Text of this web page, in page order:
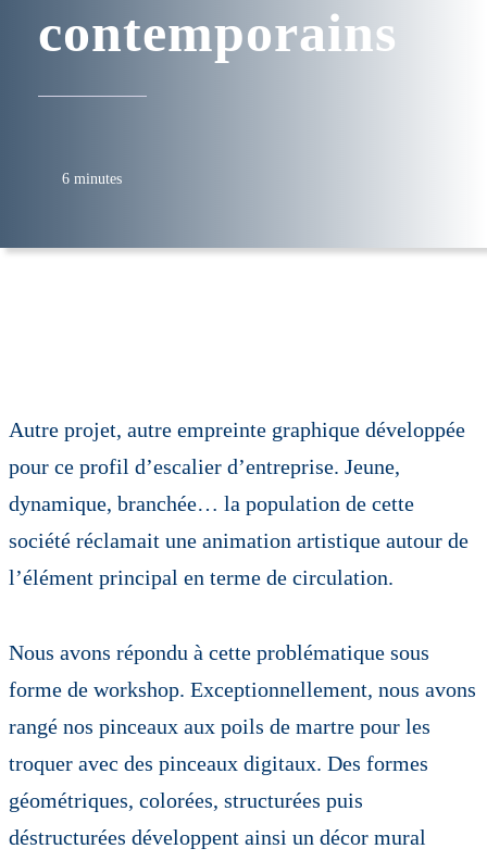
contemporains
6 minutes
Autre projet, autre empreinte graphique développée
pour ce profil d’escalier d’entreprise. Jeune,
dynamique, branchée… la population de cette
société réclamait une animation artistique autour de
l’élément principal en terme de circulation.
Nous avons répondu à cette problématique sous
forme de workshop. Exceptionnellement, nous avons
rangé nos pinceaux aux poils de martre pour les
troquer avec des pinceaux digitaux. Des formes
géométriques, colorées, structurées puis
déstructurées développent ainsi un décor mural